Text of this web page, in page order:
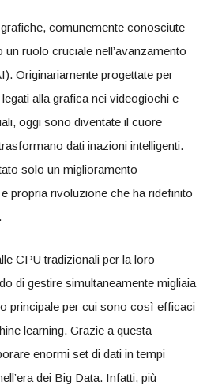
comunemente⁢ conosciute
ruolo cruciale nell’avanzamento
Originariamente progettate per
alla‍ grafica nei videogiochi ‍e⁤
oggi‍ sono diventate il cuore
dati ​inazioni intelligenti.
solo un miglioramento
propria rivoluzione ‍che ha ridefinito
CPU tradizionali ⁣per ⁢la loro
di gestire simultaneamente migliaia
principale per cui sono così efficaci
learning. Grazie⁣ a questa⁢
enormi set di ‍dati in tempi
⁤dei Big Data. Infatti, più